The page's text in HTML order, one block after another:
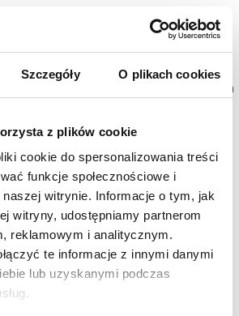
Szczegóły O plikach cookies
z plików cookie
cookie do spersonalizowania treści
funkcje społecznościowe i
witrynie. Informacje o tym, jak
witryny, udostępniamy partnerom
reklamowym i analitycznym.
te informacje z innymi danymi
lub uzyskanymi podczas
z form prowadzenia działalności
przede wszystkim dla
z wysokim zapotrzebowaniem na
praktycznych porad prawnych
biznesu, zoptymalizować
formalności? Cenimy Twój czas:
informacje sprawdzone w
w prawie, które mogą mieć
Skorzystaj!